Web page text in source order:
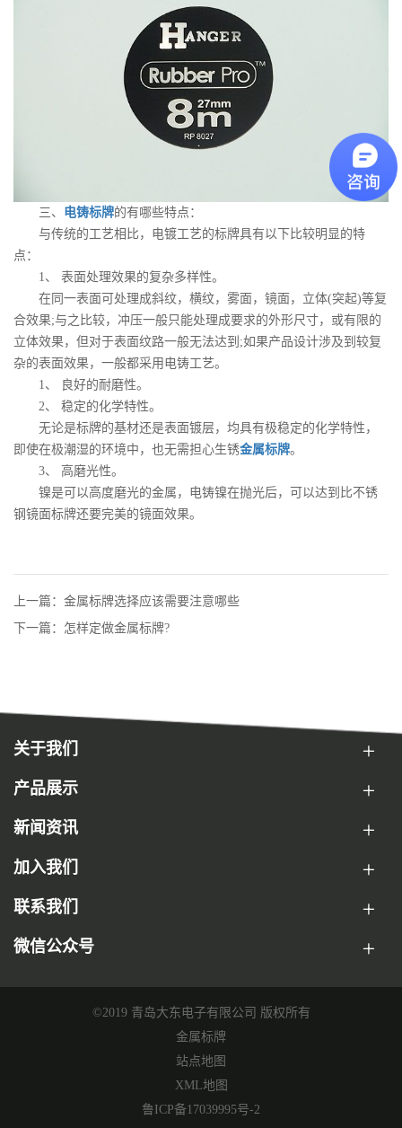
三、 电铸标牌的有哪些特点：
与传统的工艺相比，电镀工艺的标牌具有以下比较明显的特
点：
1、 表面处理效果的复杂多样性。
在同一表面可处理成斜纹，横纹，雾面，镜面，立体(突起)等复
合效果;与之比较，冲压一般只能处理成要求的外形尺寸，或有限的
立体效果，但对于表面纹路一般无法达到;如果产品设计涉及到较复
杂的表面效果，一般都采用电铸工艺。
1、 良好的耐磨性。
2、 稳定的化学特性。
无论是标牌的基材还是表面镀层，均具有极稳定的化学特性，
即使在极潮湿的环境中，也无需担心生锈金属标牌。
3、 高磨光性。
镍是可以高度磨光的金属，电铸镍在抛光后，可以达到比不锈
钢镜面标牌还要完美的镜面效果。
上一篇：金属标牌选择应该需要注意哪些
下一篇：怎样定做金属标牌?
关于我们
产品展示
新闻资讯
加入我们
联系我们
微信公众号
©2019 青岛大东电子有限公司 版权所有
金属标牌
站点地图
XML地图
鲁ICP备17039995号-2